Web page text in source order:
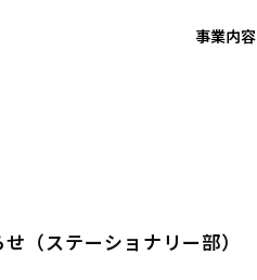
事業内容
（ステーショナリー部）